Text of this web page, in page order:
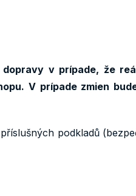
v prípade, že
V prípade zmien
podkladů